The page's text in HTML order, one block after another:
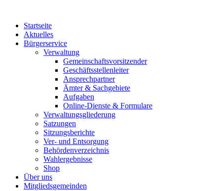
Startseite
Aktuelles
Bürgerservice
Verwaltung
Gemeinschaftsvorsitzender
Geschäftsstellenleiter
Ansprechpartner
Ämter & Sachgebiete
Aufgaben
Online-Dienste & Formulare
Verwaltungsgliederung
Satzungen
Sitzungsberichte
Ver- und Entsorgung
Behördenverzeichnis
Wahlergebnisse
Shop
Über uns
Mitgliedsgemeinden